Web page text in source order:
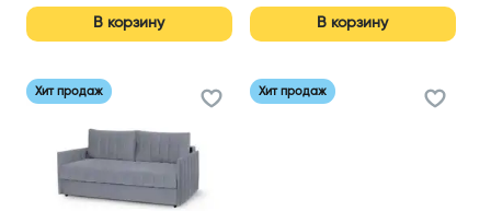
В корзину В корзину
Хит продаж Хит продаж